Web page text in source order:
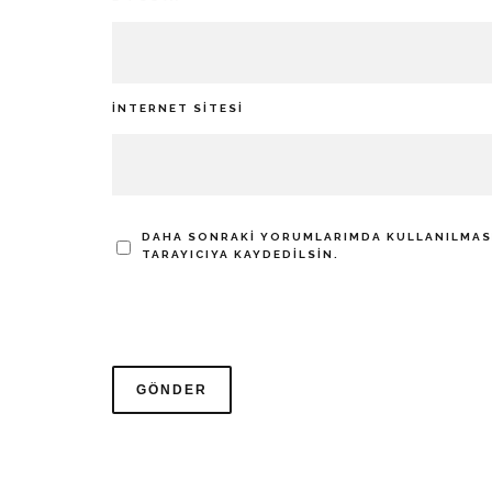
İNTERNET SITESI
DAHA SONRAKI YORUMLARIMDA
TARAYICIYA KAYDEDILSIN.